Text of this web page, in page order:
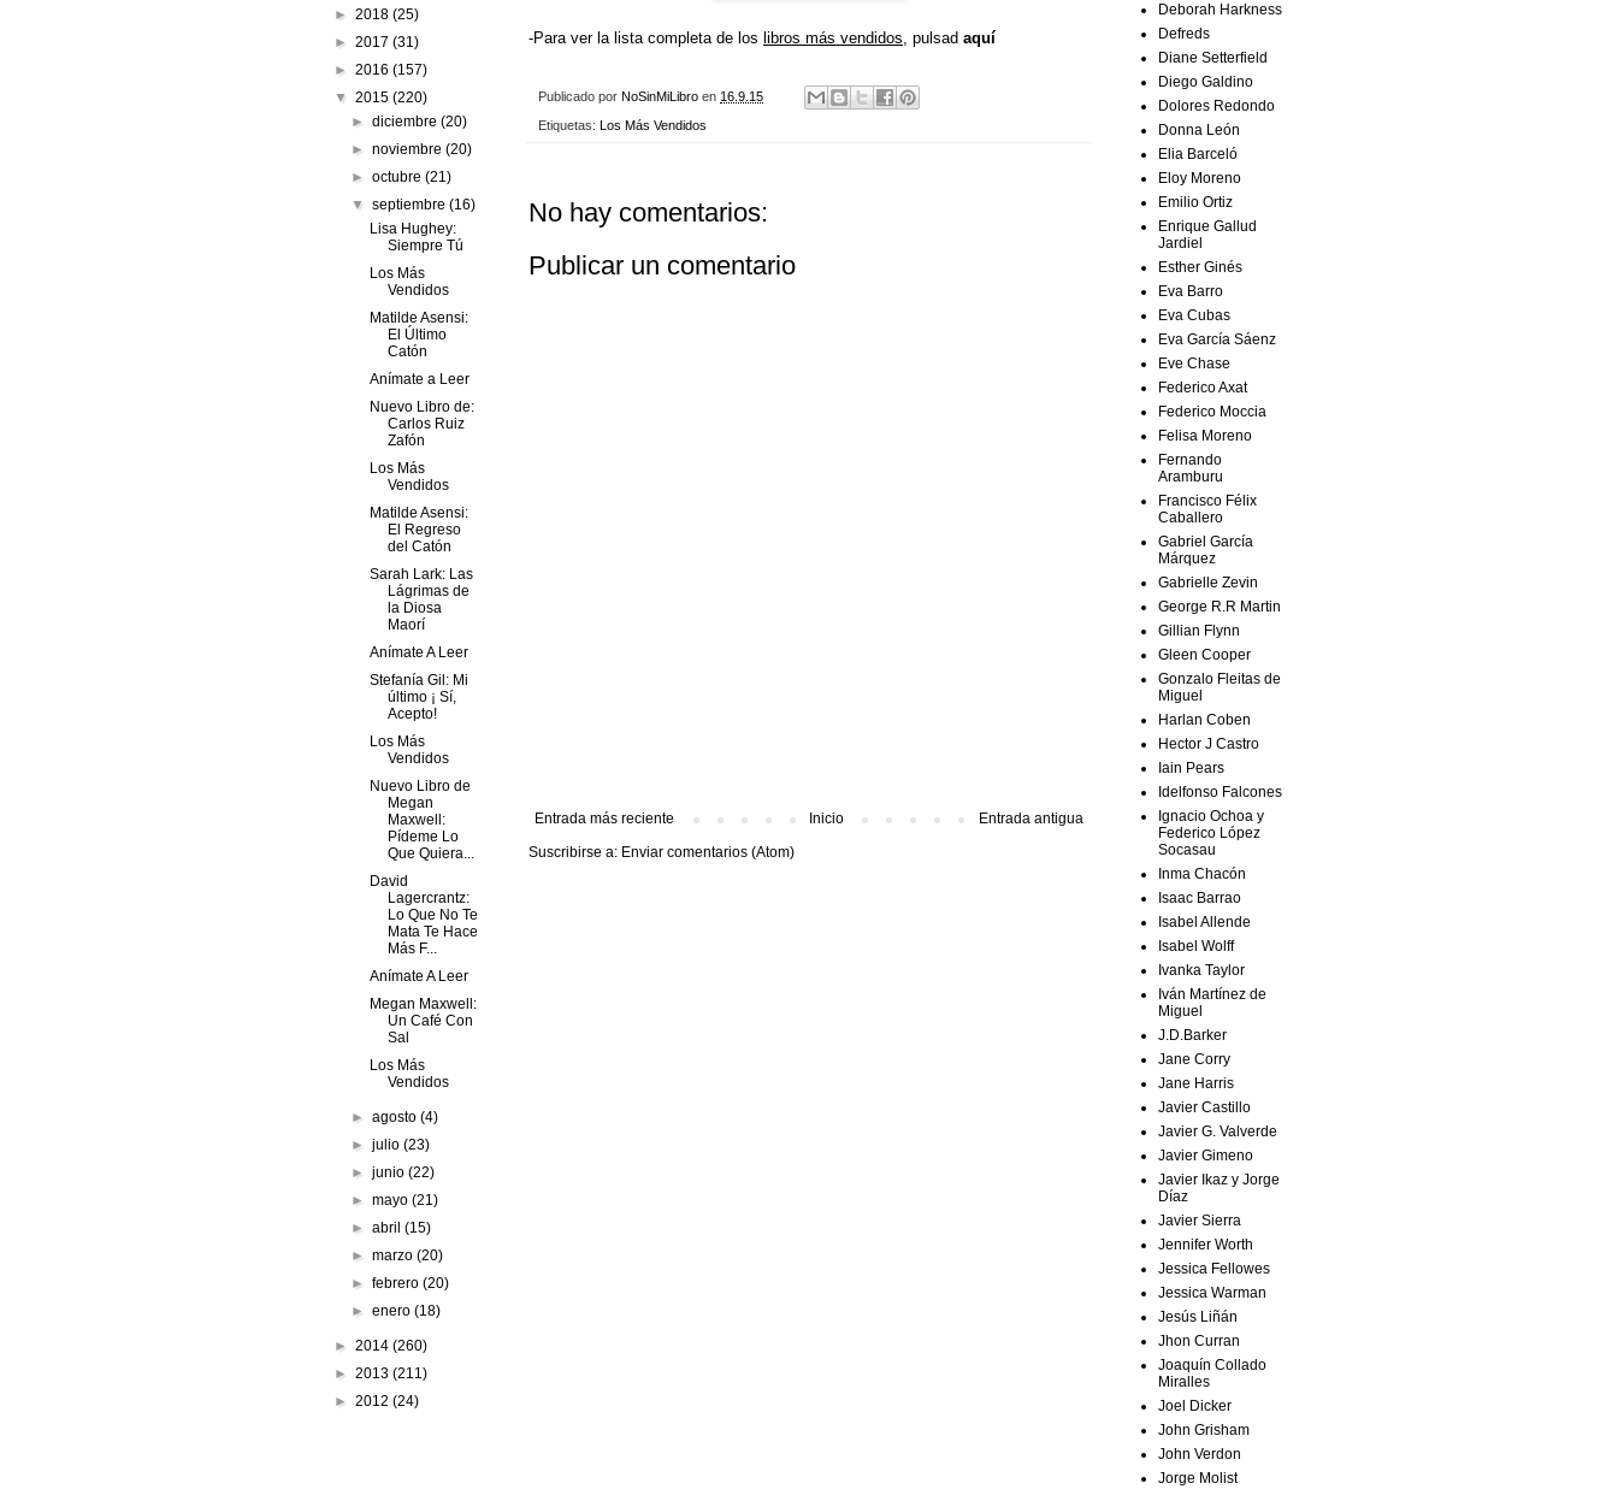
-Para ver la lista completa de los libros más vendidos , pulsad aquí
Publicado por NoSinMiLibro en 16.9.15
Etiquetas: Los Más Vendidos
No hay comentarios:
Publicar un comentario
Entrada más reciente Entrada antigua
Inicio
Suscribirse a: Enviar comentarios (Atom)
► 2018 (25)
► 2017 (31)
► 2016 (157)
▼ 2015 (220)
►diciembre(20)
►noviembre(20)
►octubre(21)
▼septiembre(16)
Lisa Hughey:
Siempre Tú
Los Más
Vendidos
Matilde Asensi:
El Último
Catón
Anímate a Leer
Nuevo Libro de:
Carlos Ruiz
Zafón
Los Más
Vendidos
Matilde Asensi:
El Regreso
del Catón
Sarah Lark: Las
Lágrimas de
la Diosa
Maorí
Anímate A Leer
Stefanía Gil: Mi
último ¡ Sí,
Acepto!
Los Más
Vendidos
Nuevo Libro de
Megan
Maxwell:
Pídeme Lo
Que Quiera...
David
Lagercrantz:
Lo Que No Te
Mata Te Hace
Más F...
Anímate A Leer
Megan Maxwell:
Un Café Con
Sal
Los Más
Vendidos
►agosto(4)
►julio(23)
►junio(22)
►mayo(21)
►abril(15)
►marzo(20)
►febrero(20)
►enero(18)
► 2014 (260)
► 2013 (211)
► 2012 (24)
Deborah Harkness
Defreds
Diane Setterfield
Diego Galdino
Dolores Redondo
Donna León
Elia Barceló
Eloy Moreno
Emilio Ortiz
Enrique Gallud
Jardiel
Esther Ginés
Eva Barro
Eva Cubas
Eva García Sáenz
Eve Chase
Federico Axat
Federico Moccia
Felisa Moreno
Fernando
Aramburu
Francisco Félix
Caballero
Gabriel García
Márquez
Gabrielle Zevin
George R.R Martin
Gillian Flynn
Gleen Cooper
Gonzalo Fleitas de
Miguel
Harlan Coben
Hector J Castro
Iain Pears
Idelfonso Falcones
Ignacio Ochoa y
Federico López
Socasau
Inma Chacón
Isaac Barrao
Isabel Allende
Isabel Wolff
Ivanka Taylor
Iván Martínez de
Miguel
J.D.Barker
Jane Corry
Jane Harris
Javier Castillo
Javier G. Valverde
Javier Gimeno
Javier Ikaz y Jorge
Díaz
Javier Sierra
Jennifer Worth
Jessica Fellowes
Jessica Warman
Jesús Liñán
Jhon Curran
Joaquín Collado
Miralles
Joel Dicker
John Grisham
John Verdon
Jorge Molist